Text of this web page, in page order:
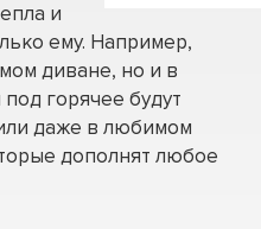
и
ему. Например,
диване, но и в
горячее будут
даже в любимом
дополнят любое